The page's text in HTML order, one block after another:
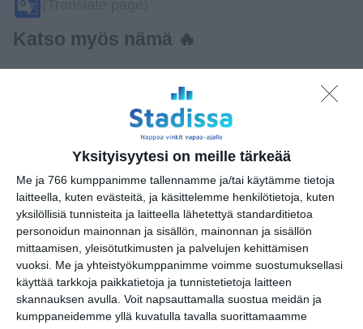
Yksityisyytesi on meille tärkeää
Me ja 766 kumppanimme tallennamme ja/tai käytämme tietoja
laitteella, kuten evästeitä, ja käsittelemme henkilötietoja, kuten
yksilöllisiä tunnisteita ja laitteella lähetettyä standarditietoa
personoidun mainonnan ja sisällön, mainonnan ja sisällön
mittaamisen, yleisötutkimusten ja palvelujen kehittämisen
vuoksi. Me ja yhteistyökumppanimme voimme suostumuksellasi
käyttää tarkkoja paikkatietoja ja tunnistetietoja laitteen
skannauksen avulla. Voit napsauttamalla suostua meidän ja
kumppaneidemme yllä kuvatulla tavalla suorittamaamme
Katso myös nämä 🔥
ma 10.8.2026 klo 19:00
Keikkakeskiviikko,
ke 12.8.2026 klo 19:30
Liput myyntiin: Weezer -
The Gathering
to 13.8.2026 klo 11:00
Juho "Kihara" Pitkänen Jam
to 13.8.2026 klo 18:00